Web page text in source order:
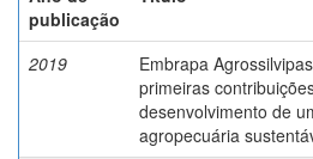
publicação
2019
Embrapa
primeiras
desenvolvimento de
agropecuária